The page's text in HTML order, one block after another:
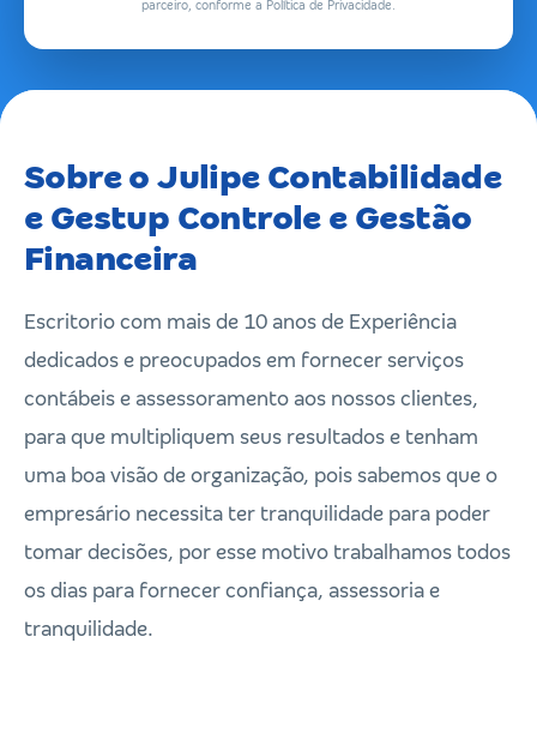
parceiro, conforme a Política de Privacidade.
Sobre o Julipe Contabilidade
e Gestup Controle e Gestão
Financeira
Escritorio com mais de 10 anos de Experiência
dedicados e preocupados em fornecer serviços
contábeis e assessoramento aos nossos clientes,
para que multipliquem seus resultados e tenham
uma boa visão de organização, pois sabemos que o
empresário necessita ter tranquilidade para poder
tomar decisões, por esse motivo trabalhamos todos
os dias para fornecer confiança, assessoria e
tranquilidade.